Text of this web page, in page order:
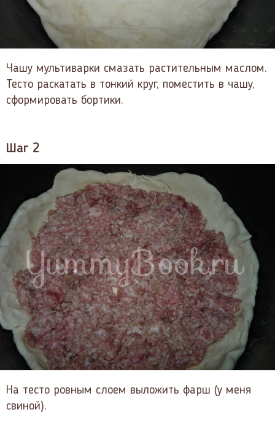
Чашу мультиварки смазать растительным маслом.
Тесто раскатать в тонкий круг, поместить в чашу,
сформировать бортики.
Шаг 2
На тесто ровным слоем выложить фарш (у меня
свиной).